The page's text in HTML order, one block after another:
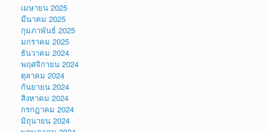
เมษายน 2025
มีนาคม 2025
กุมภาพันธ์ 2025
มกราคม 2025
ธันวาคม 2024
พฤศจิกายน 2024
ตุลาคม 2024
กันยายน 2024
สิงหาคม 2024
กรกฎาคม 2024
มิถุนายน 2024